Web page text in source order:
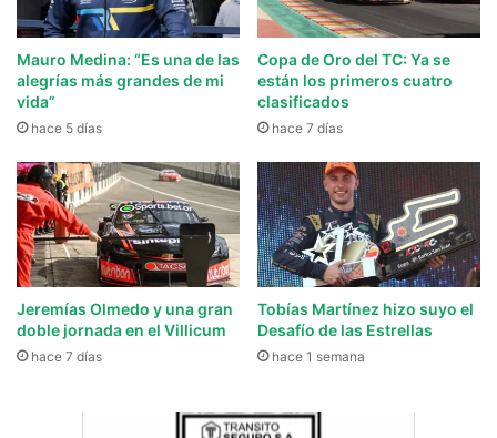
Mauro Medina: “Es una de las
alegrías más grandes de mi
vida”
hace 5 días
Copa de Oro del TC: Ya se
están los primeros cuatro
clasificados
hace 7 días
Jeremías Olmedo y una gran
doble jornada en el Villicum
hace 7 días
Tobías Martínez hizo suyo el
Desafío de las Estrellas
hace 1 semana